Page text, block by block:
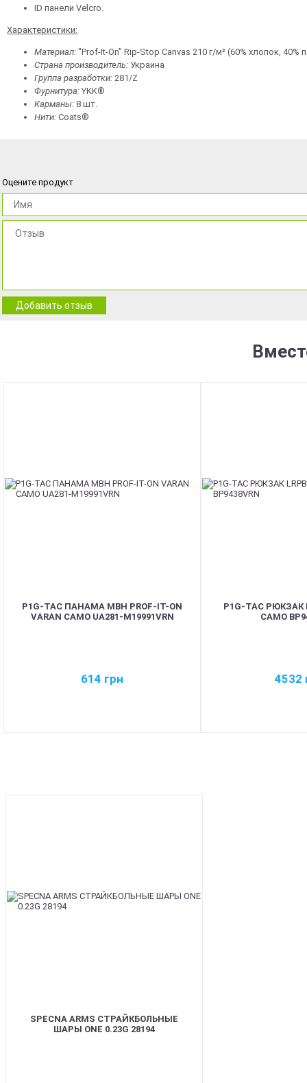
ID панели Velcro.
Характеристики:
Материал: "Prof-It-On" Rip-Stop Canvas 210 г/м² (60% хлопок, 40%
Страна производитель: Украина
Группа разработки: 281/Z
Фурнитура: YKK®
Карманы: 8 шт.
Нити: Coats®
Оцените продукт
Добавить отзыв
P1G-TAC ПАНАМА MBH PROF-IT-ON
VARAN CAMO UA281-M19991VRN
614 грн
P1G-TAC РЮКЗАК
CAMO
4532
SPECNA ARMS СТРАЙКБОЛЬНЫЕ
ШАРЫ ONE 0.23G 28194